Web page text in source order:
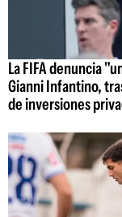
La FIFA denuncia
Gianni Infantino,
de inversiones